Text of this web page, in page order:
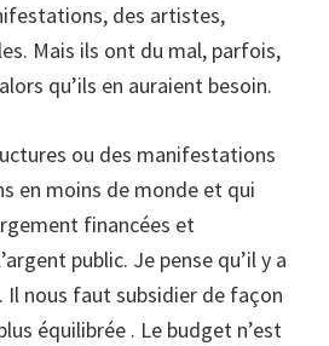
des artistes,
Mais ils ont du mal, parfois,
qu’ils en auraient besoin.
ou des manifestations
en moins de monde et qui
financées et
public. Je pense qu’il y a
Il nous faut subsidier de façon
équilibrée . Le budget n’est